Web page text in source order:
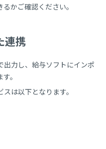
かご確認ください。
連携
出力し、給与ソフトにインポ
。
は以下となります。